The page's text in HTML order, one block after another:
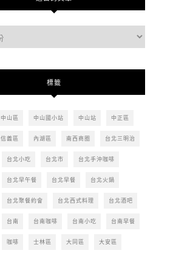
標籤
中山區 中山國小站 中山站 中正區
信義區 內湖區 南西商圈 台北三明治
台北小吃 台北市 台北手沖咖啡
台北早午餐 台北早餐 台北火鍋
台北聚餐約會 台北西式料理 台北酒吧
台南 台南咖啡 台南小吃 台南早餐
咖啡 士林區 大同區 大安區